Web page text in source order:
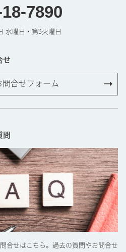
7890
水曜日・第3火曜日
せ
問合せフォーム
問
合せはこちら。過去の質問やお問合せ